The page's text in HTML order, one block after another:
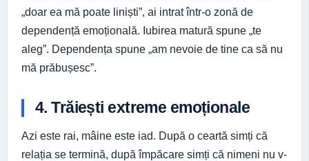
„doar ea mă poate liniști”, ai intrat într-o zonă de
dependență emoțională. Iubirea matură spune „te
aleg”. Dependența spune „am nevoie de tine ca să nu
mă prăbușesc”.
4. Trăiești extreme emoționale
Azi este rai, mâine este iad. După o ceartă simți că
relația se termină, după împăcare simți că nimeni nu v-